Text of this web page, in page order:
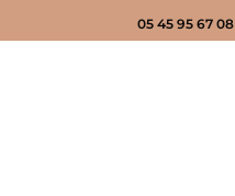
05 45 95 67 08